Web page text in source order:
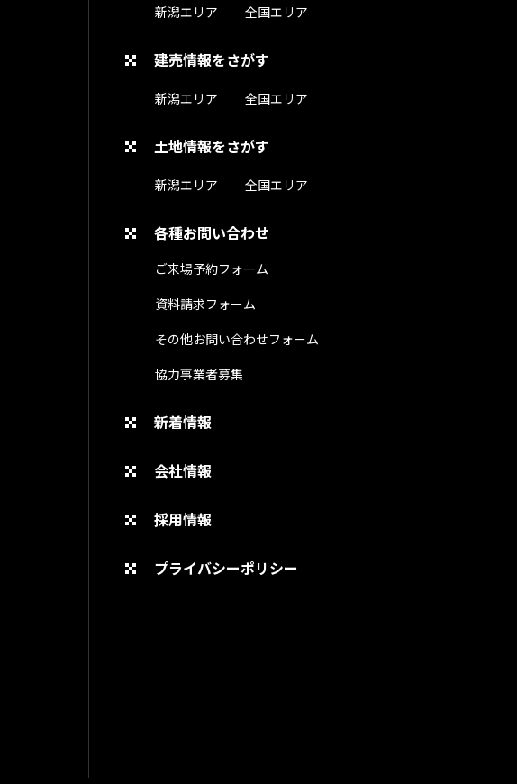
新潟エリア 全国エリア
建売情報をさがす
新潟エリア 全国エリア
土地情報をさがす
新潟エリア 全国エリア
各種お問い合わせ
ご来場予約フォーム
資料請求フォーム
その他お問い合わせフォーム
協力事業者募集
新着情報
会社情報
採用情報
プライバシーポリシー